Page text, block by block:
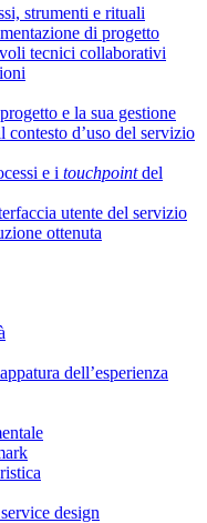
strumenti e rituali
di progetto
tecnici collaborativi
e la sua gestione
contesto d’uso del servizio
e i touchpointdel
utente del servizio
ottenuta
dell’esperienza
design